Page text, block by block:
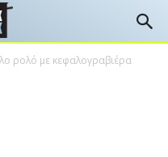
ρολό με κεφαλογραβιέρα